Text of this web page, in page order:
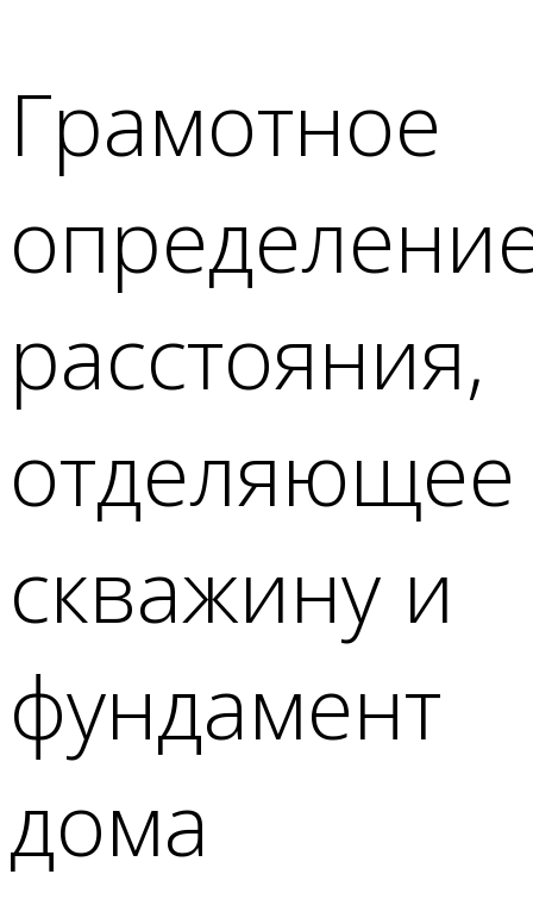
Грамотное
расстояния,
отделяющее
скважину и
фундамент
дома